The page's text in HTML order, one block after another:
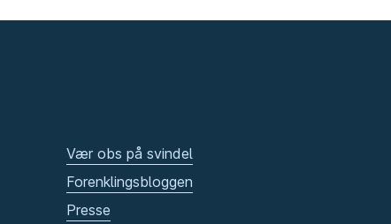
Vær obs på svindel
Forenklingsbloggen
Presse